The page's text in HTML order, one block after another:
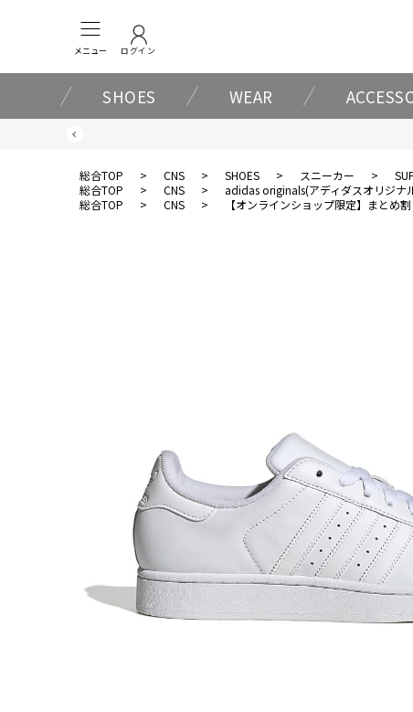
メニュー ログイン
SHOES WEAR
総合TOP > CNS > SHOES > スニーカー >
総合TOP
> CNS > adidas originals(アディダスオリジナ
総合TOP
> CNS > 【オンラインショップ限定】まとめ割